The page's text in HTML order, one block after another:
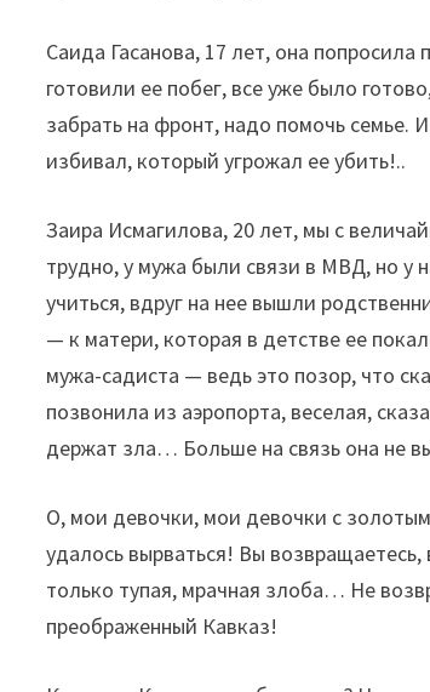
Саида Гасанова, 17 лет, она
готовили ее побег, все уже было
забрать на фронт, надо помочь семье.
избивал, который угрожал ее убить!..
Заира Исмагилова, 20 лет, мы с
трудно, у мужа были связи в МВД, но у
учиться, вдруг на нее вышли
— к матери, которая в детстве ее
мужа-садиста — ведь это позор, что
позвонила из аэропорта, веселая,
держат зла… Больше на связь она не
О, мои девочки, мои девочки с
удалось вырваться! Вы
только тупая, мрачная злоба… Не
преображенный Кавказ!